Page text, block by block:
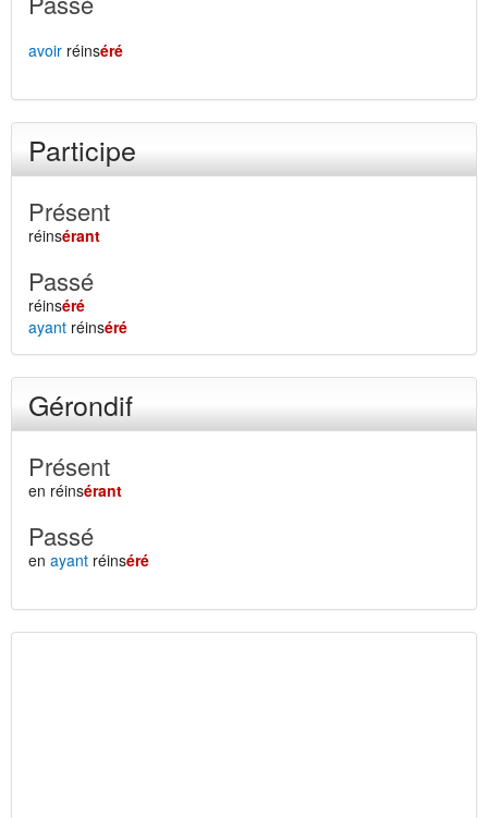
avoir réinséré
Participe
Présent
réinsérant
Passé
réinséré
ayant réinséré
Gérondif
Présent
en réinsérant
Passé
en ayant réinséré